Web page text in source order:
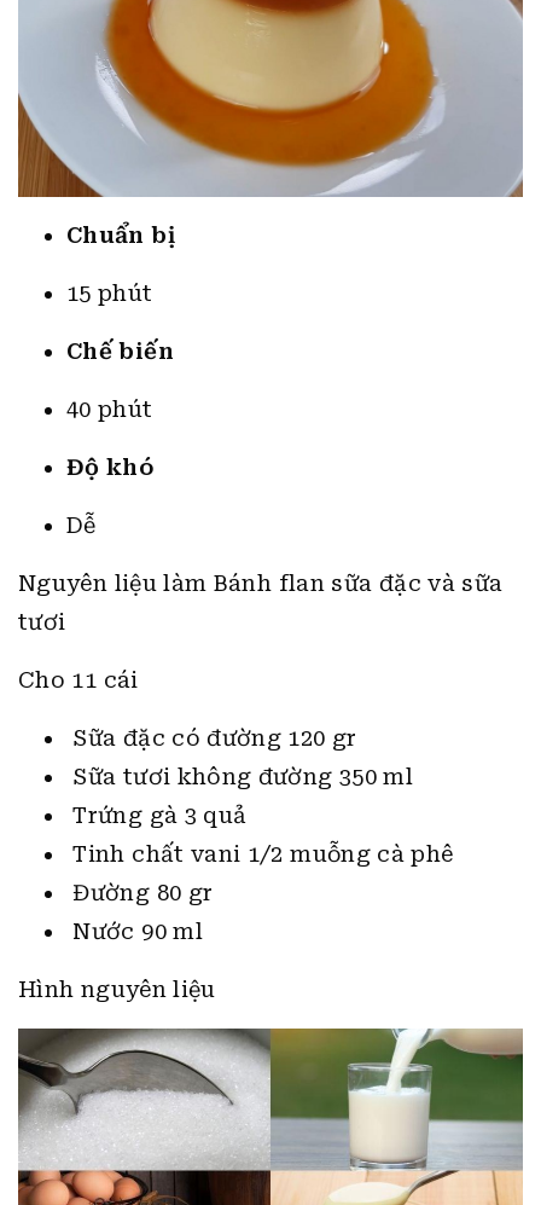
Chuẩn bị
15 phút
Chế biến
40 phút
Độ khó
Dễ
Nguyên liệu làm Bánh flan sữa đặc và sữa
tươi
Cho 11 cái
Sữa đặc có đường 120 gr
Sữa tươi không đường 350 ml
Trứng gà 3 quả
Tinh chất vani 1/2 muỗng cà phê
Đường 80 gr
Nước 90 ml
Hình nguyên liệu